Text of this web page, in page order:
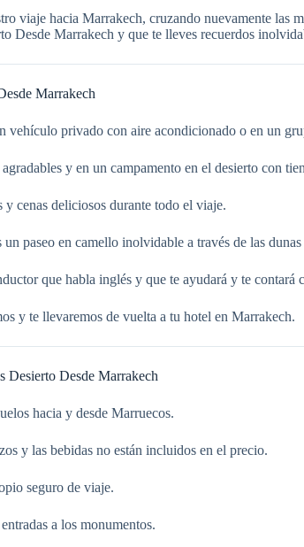
viaje hacia Marrakech, cruzando nuevamente
Desde Marrakech y que te lleves recuerdos
Marrakech
vehículo privado con aire acondicionado o en un
y en un campamento en el desierto con
cenas deliciosos durante todo el viaje.
paseo en camello inolvidable a través de las dunas
que habla inglés y que te ayudará y te contará
y te llevaremos de vuelta a tu hotel en Marrakech.
Desierto Desde Marrakech
hacia y desde Marruecos.
y las bebidas no están incluidos en el precio.
seguro de viaje.
a los monumentos.